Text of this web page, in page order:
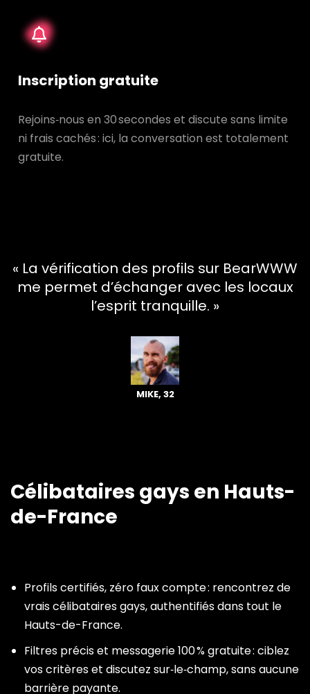
Inscription gratuite
Rejoins‑nous en 30 secondes et discute sans limite
ni frais cachés : ici, la conversation est totalement
gratuite.
« La vérification des profils sur BearWWW
me permet d’échanger avec les locaux
l’esprit tranquille. »
MIKE, 32
Célibataires gays en Hauts-
de-France
Profils certifiés, zéro faux compte : rencontrez de
vrais célibataires gays, authentifiés dans tout le
Hauts-de-France.
Filtres précis et messagerie 100 % gratuite : ciblez
vos critères et discutez sur‑le‑champ, sans aucune
barrière payante.